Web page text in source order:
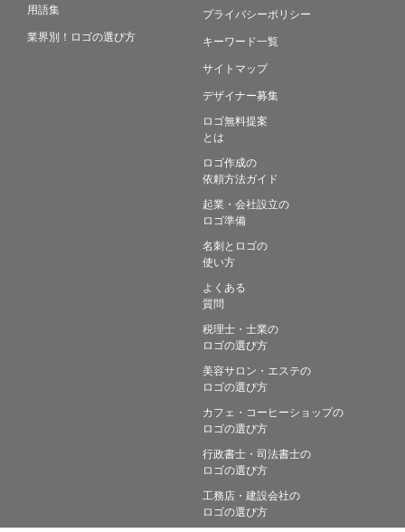
用語集
業界別！ロゴの選び方
プライバシーポリシー
キーワード一覧
サイトマップ
デザイナー募集
ロゴ無料提案
とは
ロゴ作成の
依頼方法ガイド
起業・会社設立の
ロゴ準備
名刺とロゴの
使い方
よくある
質問
税理士・士業の
ロゴの選び方
美容サロン・エステの
ロゴの選び方
カフェ・コーヒーショップの
ロゴの選び方
行政書士・司法書士の
ロゴの選び方
工務店・建設会社の
ロゴの選び方